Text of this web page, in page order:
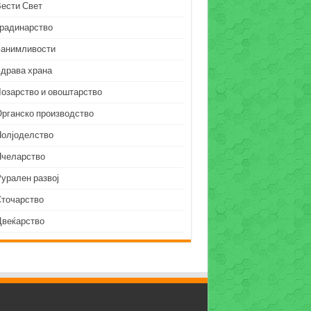
Свет
храна
и овоштарство
производство
развој